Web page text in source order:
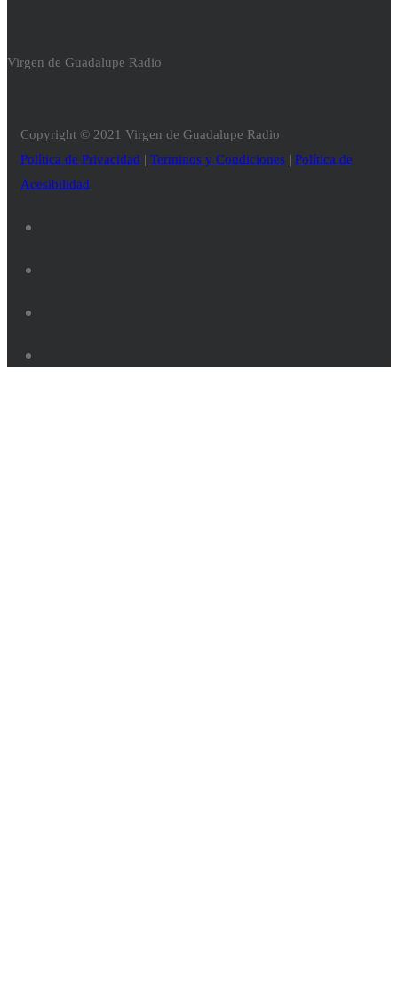
Virgen de Guadalupe Radio
Copyright © 2021 Virgen de Guadalupe Radio
Política de Privacidad | Terminos y Condiciones | Política de
Acesibilidad